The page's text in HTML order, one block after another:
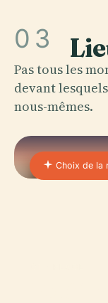
03
Pas tous les
devant
nous-mêmes.
Choix de la